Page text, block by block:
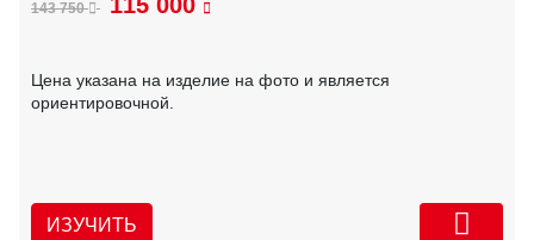
143 750
Цена указана на изделие на фото и является
ориентировочной.
ИЗУЧИТЬ